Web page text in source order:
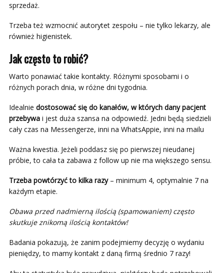
sprzedaż.
Trzeba też wzmocnić autorytet zespołu – nie tylko lekarzy, ale
również higienistek.
Jak często to robić?
Warto ponawiać takie kontakty. Różnymi sposobami i o
różnych porach dnia, w różne dni tygodnia.
Idealnie dostosować się do kanałów, w których dany pacjent
przebywa i jest duża szansa na odpowiedź. Jedni będą siedzieli
cały czas na Messengerze, inni na WhatsAppie, inni na mailu
Ważna kwestia. Jeżeli poddasz się po pierwszej nieudanej
próbie, to cała ta zabawa z follow up nie ma większego sensu.
Trzeba powtórzyć to kilka razy– minimum 4, optymalnie 7 na
każdym etapie.
Obawa przed nadmierną ilością (spamowaniem) często
skutkuje znikomą ilością kontaktów!
Badania pokazują, że zanim podejmiemy decyzję o wydaniu
pieniędzy, to mamy kontakt z daną firmą średnio 7 razy!